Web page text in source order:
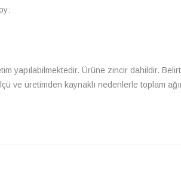
yapılabilmektedir. Ürüne zincir dahildir.
ve üretimden kaynaklı nedenlerle toplam